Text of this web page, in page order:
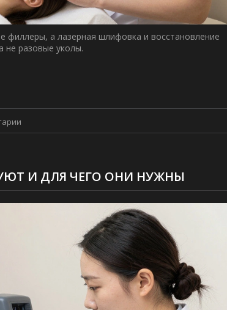
филлеры, а лазерная шлифовка и восстановление
не разовые уколы.
И ДЛЯ ЧЕГО ОНИ НУЖНЫ